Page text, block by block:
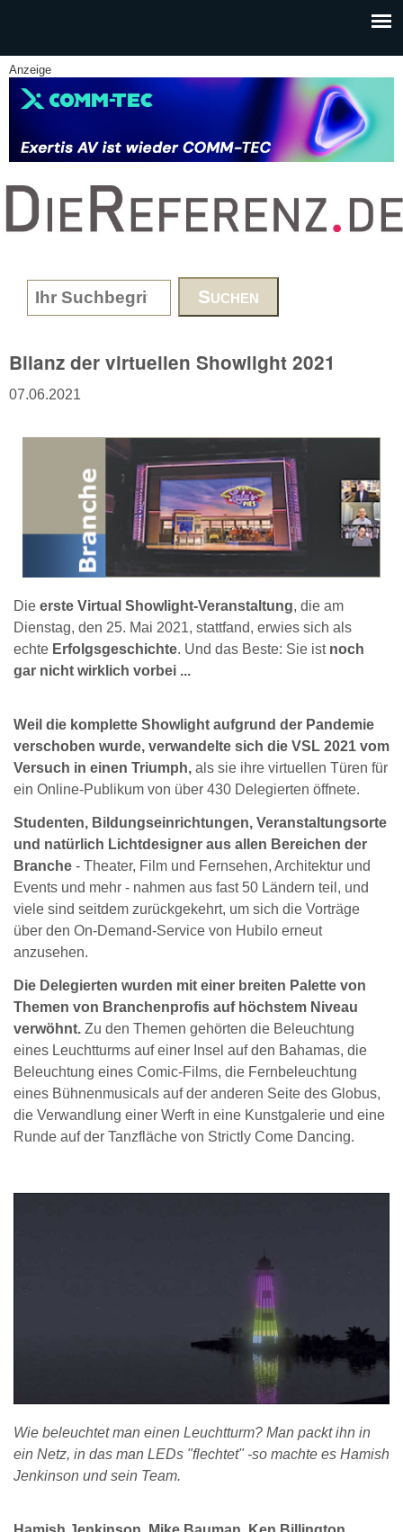
Anzeige
www.DieReferenz.de
Search form
Bilanz der virtuellen Showlight 2021
07.06.2021
Die erste Virtual Showlight-Veranstaltung, die am
Dienstag, den 25. Mai 2021, stattfand, erwies sich als
echte Erfolgsgeschichte. Und das Beste: Sie ist noch
gar nicht wirklich vorbei ...
Weil die komplette Showlight aufgrund der Pandemie
verschoben wurde, verwandelte sich die VSL 2021 vom
Versuch in einen Triumph, als sie ihre virtuellen Türen für
ein Online-Publikum von über 430 Delegierten öffnete.
Studenten, Bildungseinrichtungen, Veranstaltungsorte
und natürlich Lichtdesigner aus allen Bereichen der
Branche - Theater, Film und Fernsehen, Architektur und
Events und mehr - nahmen aus fast 50 Ländern teil, und
viele sind seitdem zurückgekehrt, um sich die Vorträge
über den On-Demand-Service von Hubilo erneut
anzusehen.
Die Delegierten wurden mit einer breiten Palette von
Themen von Branchenprofis auf höchstem Niveau
verwöhnt. Zu den Themen gehörten die Beleuchtung
eines Leuchtturms auf einer Insel auf den Bahamas, die
Beleuchtung eines Comic-Films, die Fernbeleuchtung
eines Bühnenmusicals auf der anderen Seite des Globus,
die Verwandlung einer Werft in eine Kunstgalerie und eine
Runde auf der Tanzfläche von Strictly Come Dancing.
Wie beleuchtet man einen Leuchtturm? Man packt ihn in
ein Netz, in das man LEDs "flechtet" -so machte es Hamish
Jenkinson und sein Team.